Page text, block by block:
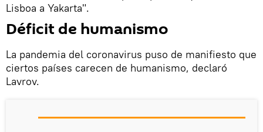
Lisboa a Yakarta".
Déficit de humanismo
La pandemia del coronavirus puso de manifiesto que
ciertos países carecen de humanismo, declaró
Lavrov.